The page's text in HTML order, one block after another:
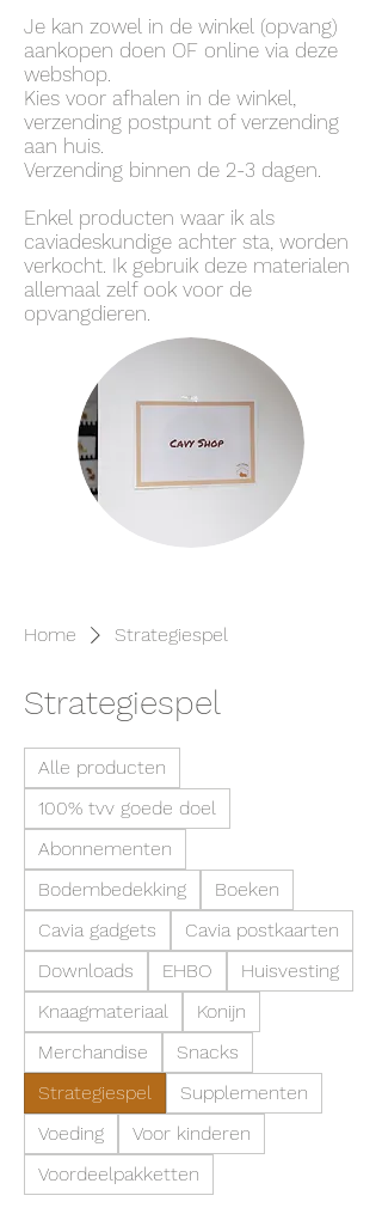
Je kan zowel in de winkel (opvang)
aankopen doen OF online via deze
webshop.
Kies voor afhalen in de winkel,
verzending postpunt of verzending
aan huis.
Verzending binnen de 2-3 dagen.​
Enkel producten waar ik als
caviadeskundige achter sta, worden
verkocht. Ik gebruik deze materialen
allemaal zelf ook voor de
opvangdieren.
Home Strategiespel
Strategiespel
Alle producten
100% tvv goede doel
Abonnementen
Bodembedekking
Boeken
Cavia gadgets
Cavia postkaarten
Downloads
EHBO
Huisvesting
Knaagmateriaal
Konijn
Merchandise
Snacks
Strategiespel
Supplementen
Voeding
Voor kinderen
Voordeelpakketten